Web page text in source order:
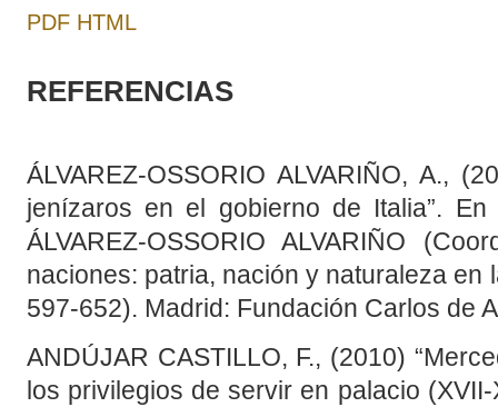
PDF HTML
REFERENCIAS
ÁLVAREZ-OSSORIO ALVARIÑO, A.,
jenízaros en el gobierno de Italia”.
ÁLVAREZ-OSSORIO ALVARIÑO
naciones: patria, nación y naturaleza en
597-652). Madrid: Fundación Carlos de
ANDÚJAR CASTILLO, F., (2010)
los privilegios de servir en palacio